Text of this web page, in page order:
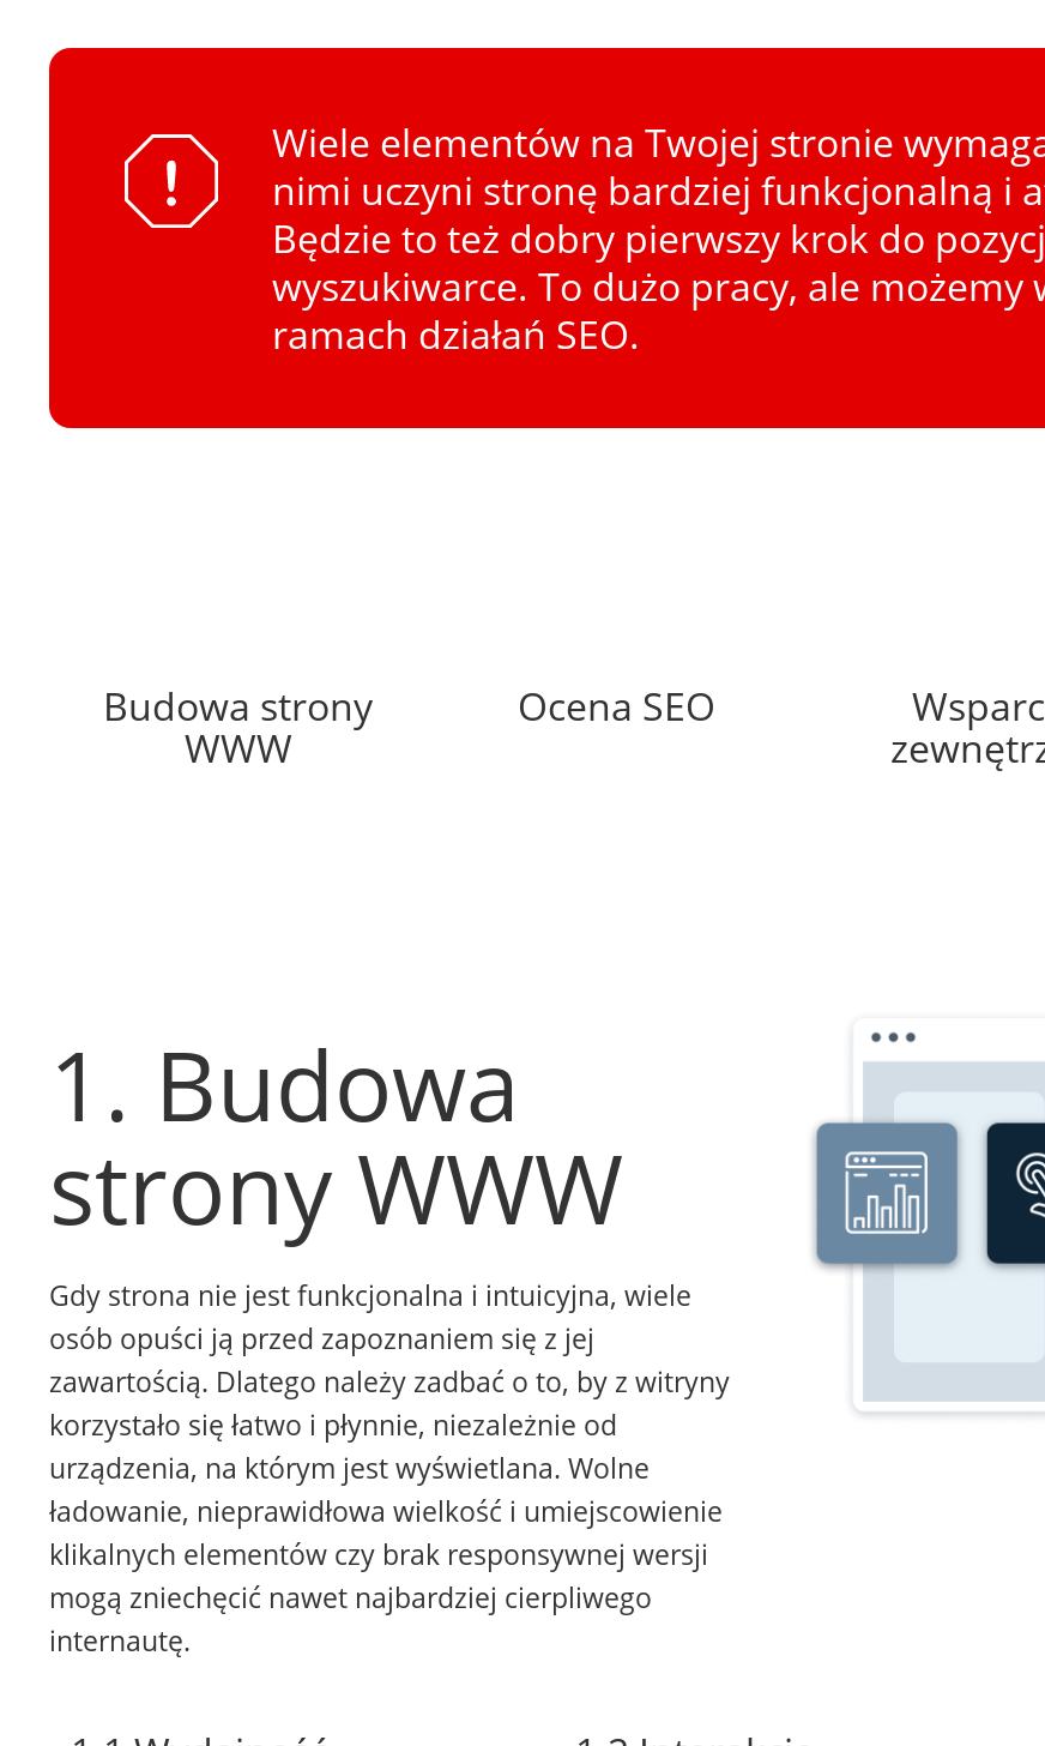
Wiele elementów na Twojej stronie
nimi uczyni stronę bardziej funkcjonalną i
Będzie to też dobry pierwszy krok do
wyszukiwarce. To dużo pracy, ale możemy
ramach działań SEO.
Budowa strony
WWW
Ocena SEO
1. Budowa
strony WWW
Gdy strona nie jest funkcjonalna i intuicyjna, wiele
osób opuści ją przed zapoznaniem się z jej
zawartością. Dlatego należy zadbać o to, by z witryny
korzystało się łatwo i płynnie, niezależnie od
urządzenia, na którym jest wyświetlana. Wolne
ładowanie, nieprawidłowa wielkość i umiejscowienie
klikalnych elementów czy brak responsywnej wersji
mogą zniechęcić nawet najbardziej cierpliwego
internautę.